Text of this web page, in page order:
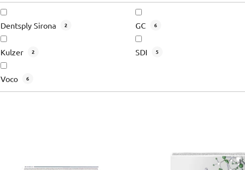
Dentsply Sirona 2 GC 6
Kulzer 2 SDI 5
Voco 6